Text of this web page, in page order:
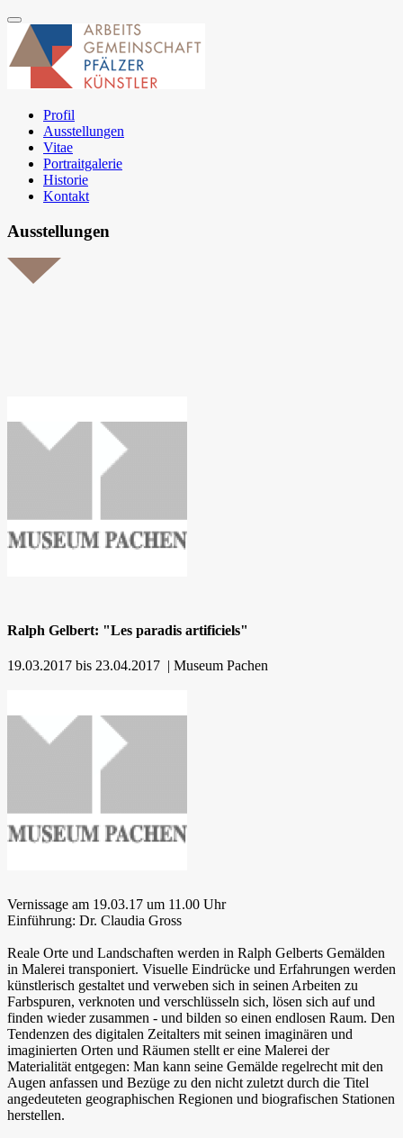
Profil
Ausstellungen
Vitae
Portraitgalerie
Historie
Kontakt
Ausstellungen
Ralph Gelbert: "Les paradis artificiels"
19.03.2017 bis 23.04.2017 | Museum Pachen
Vernissage am 19.03.17 um 11.00 Uhr
Einführung: Dr. Claudia Gross
Reale Orte und Landschaften werden in Ralph Gelberts Gemälden
in Malerei transponiert. Visuelle Eindrücke und Erfahrungen werden
künstlerisch gestaltet und verweben sich in seinen Arbeiten zu
Farbspuren, verknoten und verschlüsseln sich, lösen sich auf und
finden wieder zusammen - und bilden so einen endlosen Raum. Den
Tendenzen des digitalen Zeitalters mit seinen imaginären und
imaginierten Orten und Räumen stellt er eine Malerei der
Materialität entgegen: Man kann seine Gemälde regelrecht mit den
Augen anfassen und Bezüge zu den nicht zuletzt durch die Titel
angedeuteten geographischen Regionen und biografischen Stationen
herstellen.